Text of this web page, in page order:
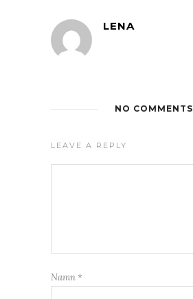
LENA
NO COMMENTS
LEAVE A REPLY
Namn *